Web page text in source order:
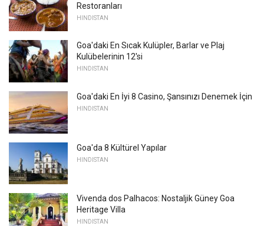
Restoranları
HINDISTAN
Goa'daki En Sıcak Kulüpler, Barlar ve Plaj
Kulübelerinin 12'si
HINDISTAN
Goa'daki En İyi 8 Casino, Şansınızı Denemek İçin
HINDISTAN
Goa'da 8 Kültürel Yapılar
HINDISTAN
Vivenda dos Palhacos: Nostaljik Güney Goa
Heritage Villa
HINDISTAN